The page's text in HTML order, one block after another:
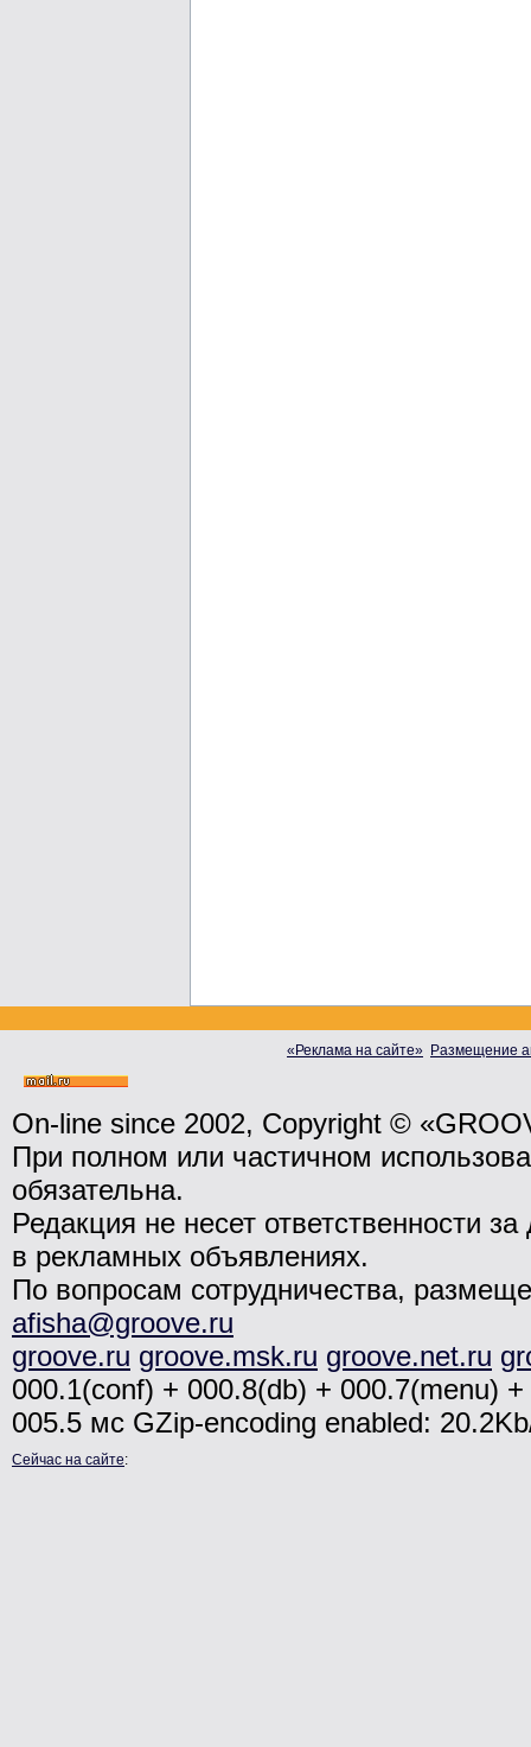
«Реклама на сайте» Размещение
On-line since 2002, Copyright ©
При полном или частичном
обязательна.
Редакция не несет ответственности
в рекламных объявлениях.
По вопросам сотрудничества,
afisha@groove.ru
groove.ru groove.msk.ru groove.net.ru
000.1(conf) + 000.8(db) + 000.7(menu)
005.5 мс GZip-encoding enabled:
Сейчас на сайте: